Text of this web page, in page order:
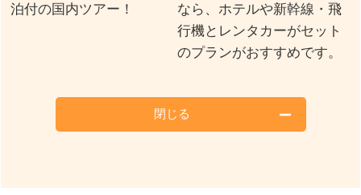
泊付の国内ツアー！
なら、ホテルや新幹線・飛
行機とレンタカーがセット
のプランがおすすめです。
閉じる